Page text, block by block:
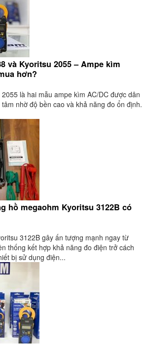
và Kyoritsu 2055 – Ampe kìm
hơn?
là hai mẫu ampe kìm AC/DC được dân
nhờ độ bền cao và khả năng đo ổn định.
hồ megaohm Kyoritsu 3122B có
3122B gây ấn tượng mạnh ngay từ
thống kết hợp khả năng đo điện trở cách
bị sử dụng điện...